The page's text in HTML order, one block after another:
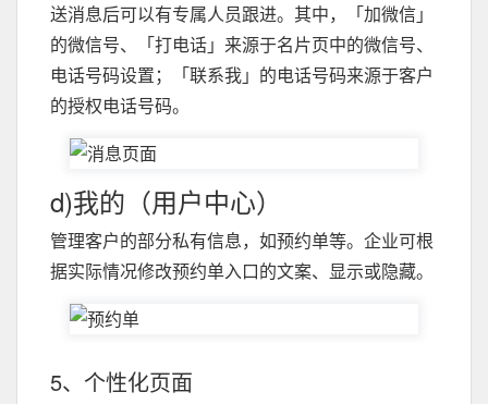
送消息后可以有专属人员跟进。其中，「加微信」
的微信号、「打电话」来源于名片页中的微信号、
电话号码设置；「联系我」的电话号码来源于客户
的授权电话号码。
d)我的（用户中心）
管理客户的部分私有信息，如预约单等。企业可根
据实际情况修改预约单入口的文案、显示或隐藏。
5、个性化页面